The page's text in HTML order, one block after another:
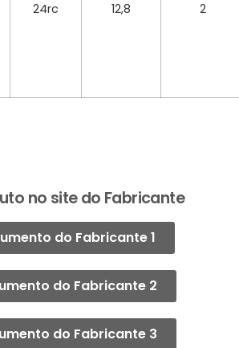
24rc 12,8 2
no site do Fabricante
do Fabricante 1
do Fabricante 2
do Fabricante 3